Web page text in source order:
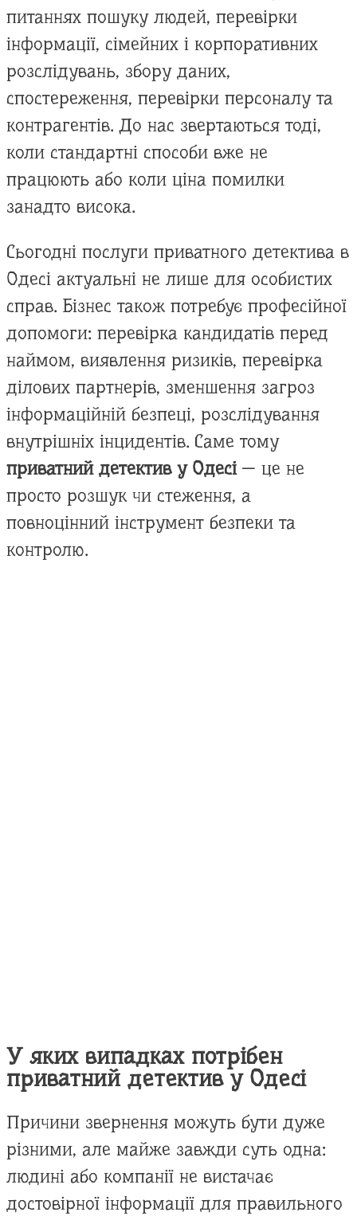
питаннях пошуку людей, перевірки
інформації, сімейних і корпоративних
розслідувань, збору даних,
спостереження, перевірки персоналу та
контрагентів. До нас звертаються тоді,
коли стандартні способи вже не
працюють або коли ціна помилки
занадто висока.
Сьогодні послуги приватного детектива в
Одесі актуальні не лише для особистих
справ. Бізнес також потребує професійної
допомоги: перевірка кандидатів перед
наймом, виявлення ризиків, перевірка
ділових партнерів, зменшення загроз
інформаційній безпеці, розслідування
внутрішніх інцидентів. Саме тому
приватний детектив у Одесі— це не
просто розшук чи стеження, а
повноцінний інструмент безпеки та
контролю.
У яких випадках потрібен
приватний детектив у Одесі
Причини звернення можуть бути дуже
різними, але майже завжди суть одна:
людині або компанії не вистачає
достовірної інформації для правильного